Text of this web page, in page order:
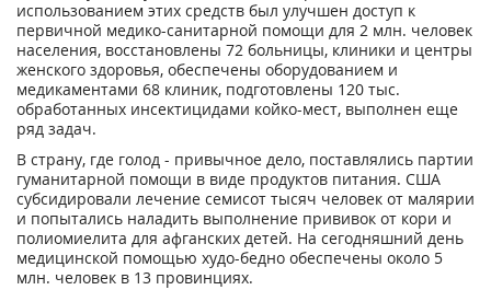
использованием этих средств был улучшен доступ к
первичной медико-санитарной помощи для 2 млн. человек
населения, восстановлены 72 больницы, клиники и центры
женского здоровья, обеспечены оборудованием и
медикаментами 68 клиник, подготовлены 120 тыс.
обработанных инсектицидами койко-мест, выполнен еще
ряд задач.
В страну, где голод - привычное дело, поставлялись партии
гуманитарной помощи в виде продуктов питания. США
субсидировали лечение семисот тысяч человек от малярии
и попытались наладить выполнение прививок от кори и
полиомиелита для афганских детей. На сегодняшний день
медицинской помощью худо-бедно обеспечены около 5
млн. человек в 13 провинциях.